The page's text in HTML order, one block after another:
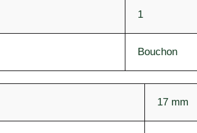
1
Bouchon
17 mm